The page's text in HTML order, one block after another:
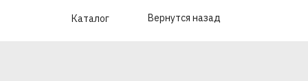
Каталог Вернутся назад